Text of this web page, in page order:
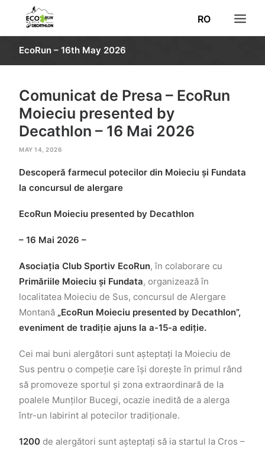
RO
RESULTS
ROUTE
INFORMATION
VOLUNTEERS
EcoRun – 16th May 2026
Comunicat de Presa – EcoRun
Moieciu presented by
Decathlon – 16 Mai 2026
MAY 14, 2026
Descoperă farmecul potecilor din Moieciu și Fundata
la concursul de alergare
EcoRun Moieciu presented by Decathlon
– 16 Mai 2026 –
Asociația Club Sportiv EcoRun, în colaborare cu
Primăriile Moieciu și Fundata, organizează în
localitatea Moieciu de Sus, concursul de Alergare
Montană „EcoRun Moieciu presented by Decathlon”,
eveniment de tradiție ajuns la a-15-a ediție.
Cei mai buni alergători sunt așteptați la Moieciu de
Sus pentru o compeție care își dorește în primul rând
să promoveze sportul și zona extraordinară de la
poalele Munților Bucegi, ocazie inedită de a alerga
într-un labirint al potecilor tradiționale.
1200 de alergători sunt așteptați să ia startul la Cros –